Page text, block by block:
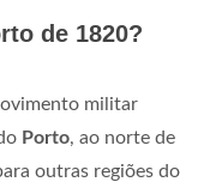
de 1820?
militar
Porto, ao norte de
outras regiões do